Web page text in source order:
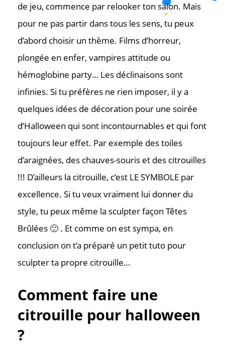
de jeu, commence par relooker ton salon. Mais
pour ne pas partir dans tous les sens, tu peux
d’abord choisir un thème. Films d’horreur,
plongée en enfer, vampires attitude ou
hémoglobine party… Les déclinaisons sont
infinies. Si tu préfères ne rien imposer, il y a
quelques idées de décoration pour une soirée
d’Halloween qui sont incontournables et qui font
toujours leur effet. Par exemple des toiles
d’araignées, des chauves-souris et des citrouilles
!!! D’ailleurs la citrouille, c’est LE SYMBOLE par
excellence. Si tu veux vraiment lui donner du
style, tu peux même la sculpter façon Têtes
Brûlées 🙂 . Et comme on est sympa, en
conclusion on t’a préparé un petit tuto pour
sculpter ta propre citrouille…
Comment faire une
citrouille pour halloween
?